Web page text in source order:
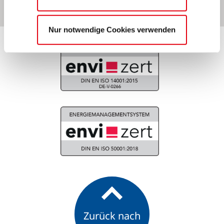
Nur notwendige Cookies verwenden
Störung melden
Zurück nach